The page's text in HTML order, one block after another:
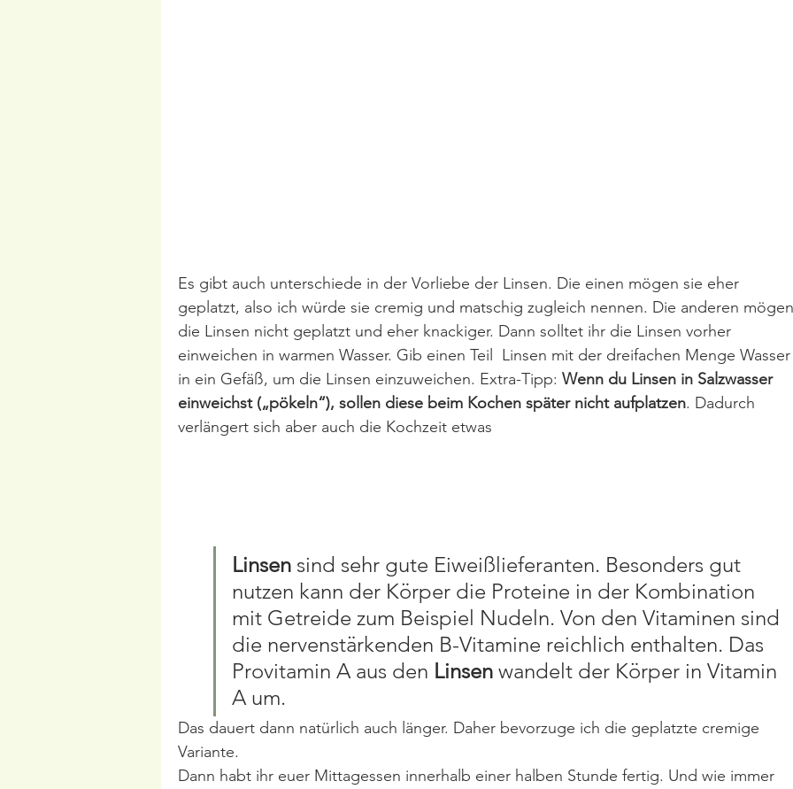
Es gibt auch unterschiede in der Vorliebe der Linsen. Die einen mögen sie eher
geplatzt, also ich würde sie cremig und matschig zugleich nennen. Die anderen mögen
die Linsen nicht geplatzt und eher knackiger. Dann solltet ihr die Linsen vorher
einweichen in warmen Wasser. Gib einen Teil  Linsen mit der dreifachen Menge Wasser
in ein Gefäß, um die Linsen einzuweichen. Extra-Tipp: Wenn du Linsen in Salzwasser
einweichst („pökeln“), sollen diese beim Kochen später nicht aufplatzen. Dadurch
verlängert sich aber auch die Kochzeit etwas
Linsen sind sehr gute Eiweißlieferanten. Besonders gut
nutzen kann der Körper die Proteine in der Kombination
mit Getreide zum Beispiel Nudeln. Von den Vitaminen sind
die nervenstärkenden B-Vitamine reichlich enthalten. Das
Provitamin A aus den Linsen wandelt der Körper in Vitamin
A um.
Das dauert dann natürlich auch länger. Daher bevorzuge ich die geplatzte cremige
Variante.
Dann habt ihr euer Mittagessen innerhalb einer halben Stunde fertig. Und wie immer